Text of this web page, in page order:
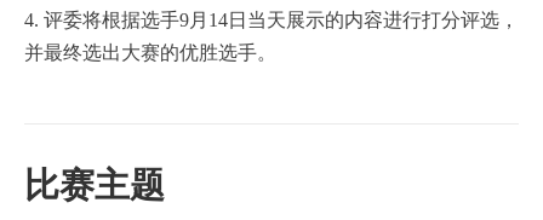
4. 评委将根据选手9月 14日当天展示的内容进行打分评选，
并最终选出大赛的优胜选手。
比赛主题